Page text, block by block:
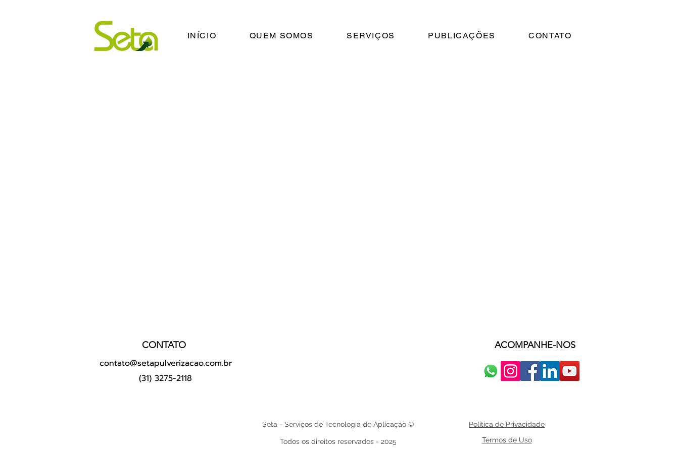
INÍCIO QUEM SOMOS SERVIÇOS PUBLICAÇÕES CONTATO
CONTATO
contato@setapulverizacao.com.br
(31) 3275-2118
ACOMPANHE-NOS
Seta - Serviços de Tecnologia de Aplicação ©
Todos os direitos reservados - 2025
Política de Privacidade
Termos de Uso